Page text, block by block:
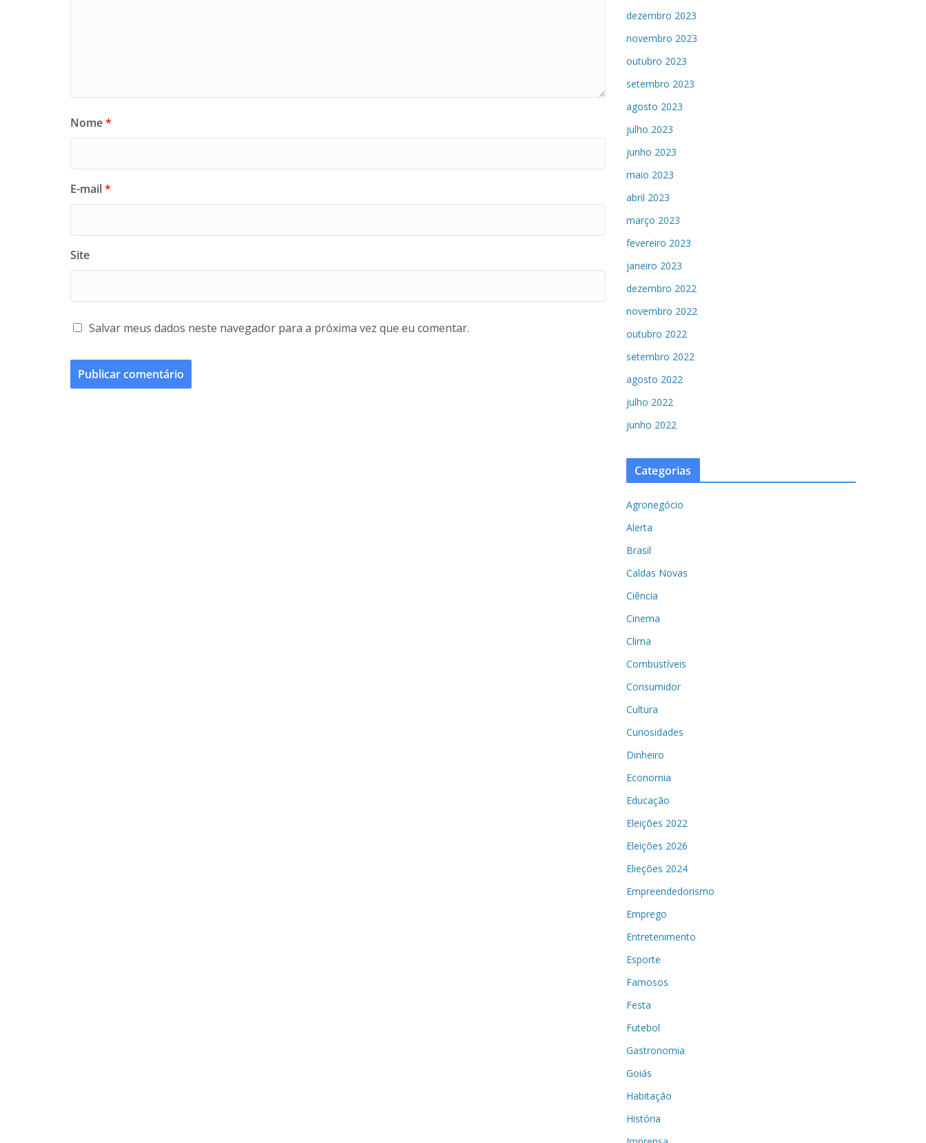
Nome*
E-mail*
Site
Salvar meus dados neste navegador para a próxima vez que eu comentar.
dezembro 2023
novembro 2023
outubro 2023
setembro 2023
agosto 2023
julho 2023
junho 2023
maio 2023
abril 2023
março 2023
fevereiro 2023
janeiro 2023
dezembro 2022
novembro 2022
outubro 2022
setembro 2022
agosto 2022
julho 2022
junho 2022
Categorias
Agronegócio
Alerta
Brasil
Caldas Novas
Ciência
Cinema
Clima
Combustíveis
Consumidor
Cultura
Curiosidades
Dinheiro
Economia
Educação
Eleições 2022
Eleições 2026
Elieções 2024
Empreendedorismo
Emprego
Entretenimento
Esporte
Famosos
Festa
Futebol
Gastronomia
Goiás
Habitação
História